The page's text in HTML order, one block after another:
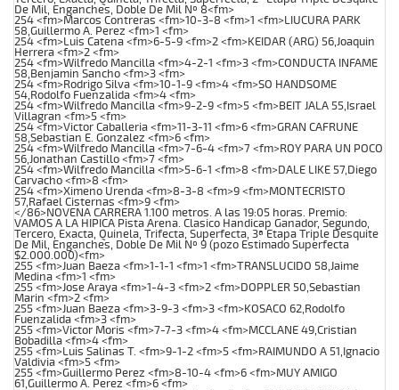
De Mil, Enganches, Doble De Mil Nº 8<fm>
254 <fm>Marcos Contreras <fm>10-3-8 <fm>1 <fm>LIUCURA PARK
58,Guillermo A. Perez <fm>1 <fm>
254 <fm>Luis Catena <fm>6-5-9 <fm>2 <fm>KEIDAR (ARG) 56,Joaquin
Herrera <fm>2 <fm>
254 <fm>Wilfredo Mancilla <fm>4-2-1 <fm>3 <fm>CONDUCTA INFAME
58,Benjamin Sancho <fm>3 <fm>
254 <fm>Rodrigo Silva <fm>10-1-9 <fm>4 <fm>SO HANDSOME
54,Rodolfo Fuenzalida <fm>4 <fm>
254 <fm>Wilfredo Mancilla <fm>9-2-9 <fm>5 <fm>BEIT JALA 55,Israel
Villagran <fm>5 <fm>
254 <fm>Victor Caballeria <fm>11-3-11 <fm>6 <fm>GRAN CAFRUNE
58,Sebastian E. Gonzalez <fm>6 <fm>
254 <fm>Wilfredo Mancilla <fm>7-6-4 <fm>7 <fm>ROY PARA UN POCO
56,Jonathan Castillo <fm>7 <fm>
254 <fm>Wilfredo Mancilla <fm>5-6-1 <fm>8 <fm>DALE LIKE 57,Diego
Carvacho <fm>8 <fm>
254 <fm>Ximeno Urenda <fm>8-3-8 <fm>9 <fm>MONTECRISTO
57,Rafael Cisternas <fm>9 <fm>
</86>NOVENA CARRERA 1.100 metros. A las 19:05 horas. Premio:
VAMOS A LA HIPICA Pista Arena. Clasico Handicap Ganador, Segundo,
Tercero, Exacta, Quinela, Trifecta, Superfecta, 3ª Etapa Triple Desquite
De Mil, Enganches, Doble De Mil Nº 9 (pozo Estimado Superfecta
$2.000.000)<fm>
255 <fm>Juan Baeza <fm>1-1-1 <fm>1 <fm>TRANSLUCIDO 58,Jaime
Medina <fm>1 <fm>
255 <fm>Jose Araya <fm>1-4-3 <fm>2 <fm>DOPPLER 50,Sebastian
Marin <fm>2 <fm>
255 <fm>Juan Baeza <fm>3-9-3 <fm>3 <fm>KOSACO 62,Rodolfo
Fuenzalida <fm>3 <fm>
255 <fm>Victor Moris <fm>7-7-3 <fm>4 <fm>MCCLANE 49,Cristian
Bobadilla <fm>4 <fm>
255 <fm>Luis Salinas T. <fm>9-1-2 <fm>5 <fm>RAIMUNDO A 51,Ignacio
Valdivia <fm>5 <fm>
255 <fm>Guillermo Perez <fm>8-10-4 <fm>6 <fm>MUY AMIGO
61,Guillermo A. Perez <fm>6 <fm>